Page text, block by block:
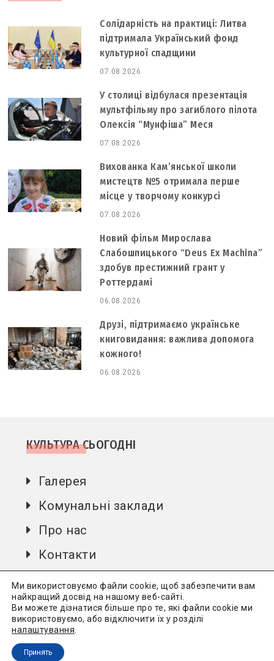
Солідарність на практиці: Литва
підтримала Український фонд
культурної спадщини
07.08.2026
У столиці відбулася презентація
мультфільму про загиблого пілота
Олексія “Мунфіша” Меся
07.08.2026
Вихованка Кам’янської школи
мистецтв №5 отримала перше
місце у творчому конкурсі
07.08.2026
Новий фільм Мирослава
Слабошпицького “Deus Ex Machina”
здобув престижний грант у
Роттердамі
06.08.2026
Друзі, підтримаємо українське
книговидання: важлива допомога
кожного!
06.08.2026
КУЛЬТУРА СЬОГОДНІ
Галерея
Комунальні заклади
Про нас
Контакти
Культура сьогодні Всі права захищені.
Ми використовуємо файли cookie, щоб забезпечити вам
найкращий досвід на нашому веб-сайті.
Ви можете дізнатися більше про те, які файли cookie ми
використовуємо, або відключити їх у розділі
налаштування
Принять